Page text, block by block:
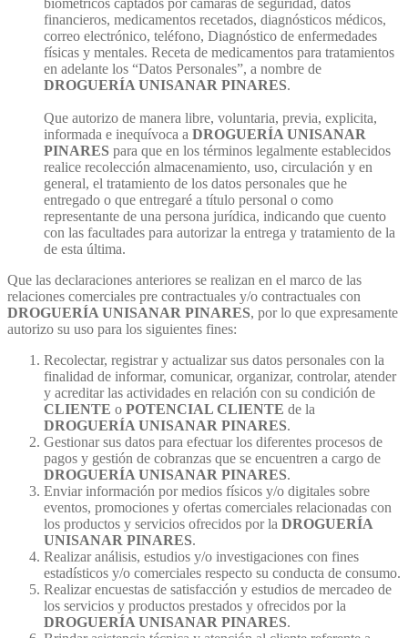
biométricos captados por cámaras de seguridad, datos
financieros, medicamentos recetados, diagnósticos médicos,
correo electrónico, teléfono, Diagnóstico de enfermedades
físicas y mentales. Receta de medicamentos para tratamientos
en adelante los “Datos Personales”, a nombre de
DROGUERÍA UNISANAR PINARES.
Que autorizo de manera libre, voluntaria, previa, explicita,
informada e inequívoca a DROGUERÍA UNISANAR
PINARES para que en los términos legalmente establecidos
realice recolección almacenamiento, uso, circulación y en
general, el tratamiento de los datos personales que he
entregado o que entregaré a título personal o como
representante de una persona jurídica, indicando que cuento
con las facultades para autorizar la entrega y tratamiento de la
de esta última.
Que las declaraciones anteriores se realizan en el marco de las
relaciones comerciales pre contractuales y/o contractuales con
DROGUERÍA UNISANAR PINARES, por lo que expresamente
autorizo su uso para los siguientes fines:
Recolectar, registrar y actualizar sus datos personales con la
finalidad de informar, comunicar, organizar, controlar, atender
y acreditar las actividades en relación con su condición de
CLIENTE o POTENCIAL CLIENTE de la
DROGUERÍA UNISANAR PINARES.
Gestionar sus datos para efectuar los diferentes procesos de
pagos y gestión de cobranzas que se encuentren a cargo de
DROGUERÍA UNISANAR PINARES.
Enviar información por medios físicos y/o digitales sobre
eventos, promociones y ofertas comerciales relacionadas con
los productos y servicios ofrecidos por la DROGUERÍA
UNISANAR PINARES.
Realizar análisis, estudios y/o investigaciones con fines
estadísticos y/o comerciales respecto su conducta de consumo.
Realizar encuestas de satisfacción y estudios de mercadeo de
los servicios y productos prestados y ofrecidos por la
DROGUERÍA UNISANAR PINARES.